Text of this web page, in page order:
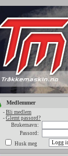
Medlemmer
- Bli medlem
- Glemt passord?
Brukernavn:
Passord:
Husk meg